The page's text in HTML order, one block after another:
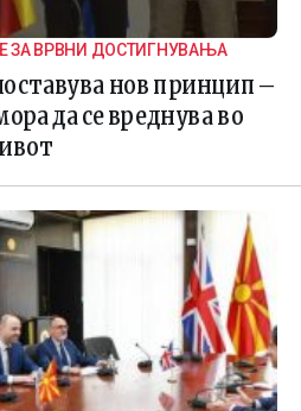
ЗА ВРВНИ ДОСТИГНУВАЊА
нов принцип –
да се вреднува во